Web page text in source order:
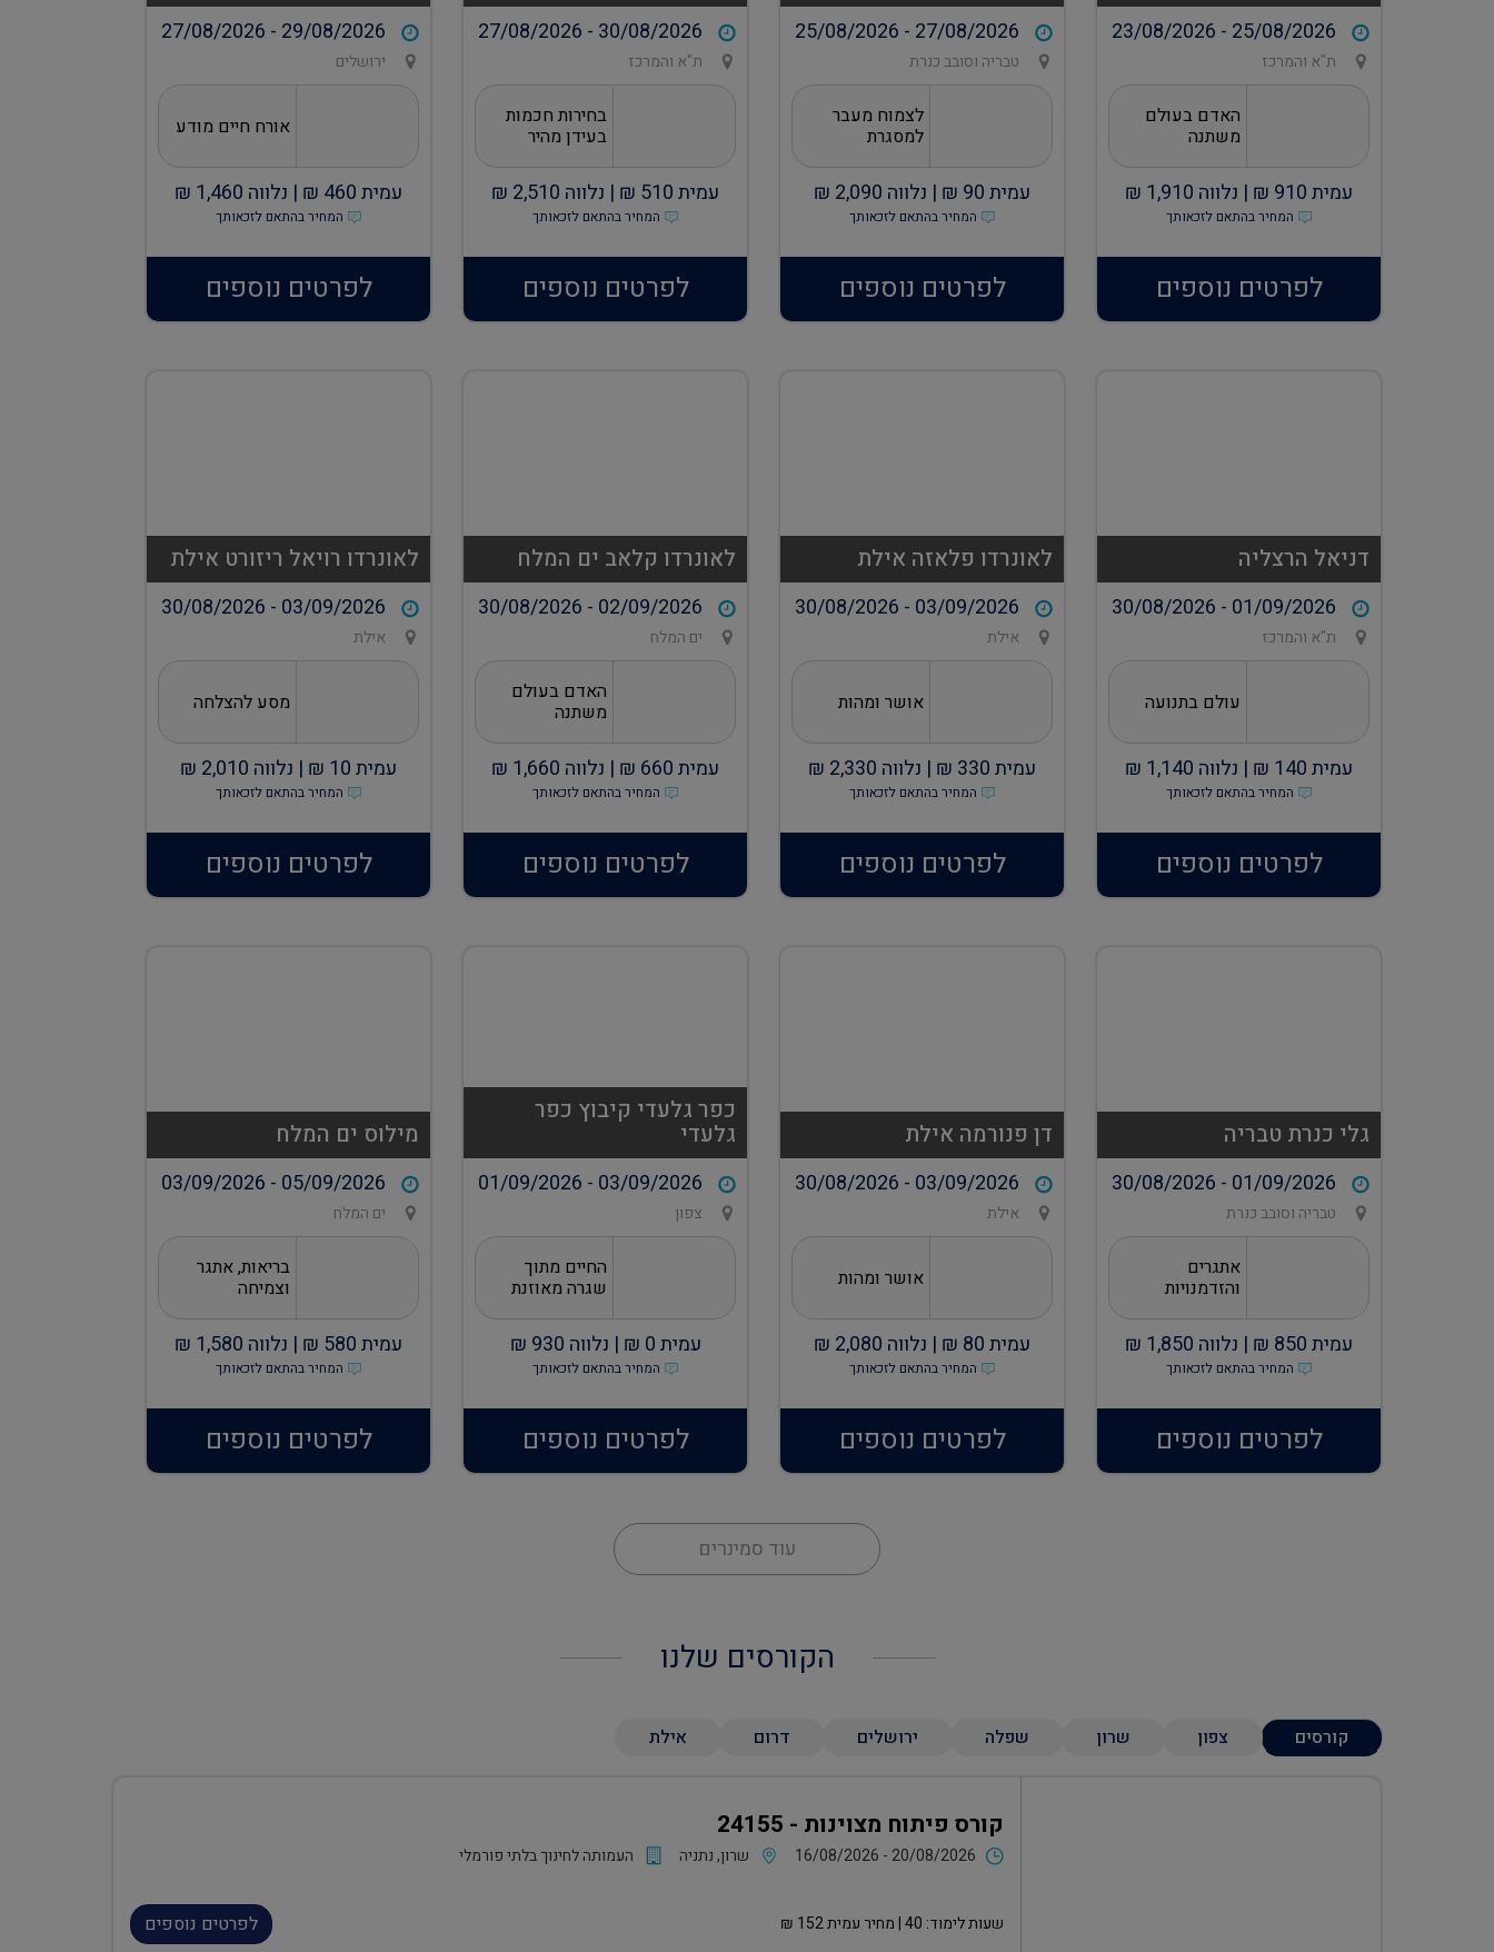
23/08/2026 - 25/08/2026
ת"א והמרכז
האדם בעולם
משתנה
עמית910
₪ | נלווה 1,910
₪
המחיר בהתאם לזכאותך
לפרטים נוספים
25/08/2026 - 27/08/2026
טבריה וסובב כנרת
לצמוח מעבר
למסגרת
עמית90
₪ | נלווה 2,090
₪
המחיר בהתאם לזכאותך
לפרטים נוספים
27/08/2026 - 30/08/2026
ת"א והמרכז
בחירות חכמות
בעידן מהיר
עמית510
₪ | נלווה 2,510
₪
המחיר בהתאם לזכאותך
לפרטים נוספים
27/08/2026 - 29/08/2026
ירושלים
אורח חיים מודע
עמית460
₪ | נלווה 1,460
₪
המחיר בהתאם לזכאותך
לפרטים נוספים
דניאל הרצליה
30/08/2026 - 01/09/2026
ת"א והמרכז
עולם בתנועה
עמית140
₪ | נלווה 1,140
₪
המחיר בהתאם לזכאותך
לפרטים נוספים
לאונרדו פלאזה אילת
30/08/2026 - 03/09/2026
אילת
אושר ומהות
עמית330
₪ | נלווה 2,330
₪
המחיר בהתאם לזכאותך
לפרטים נוספים
לאונרדו קלאב ים המלח
30/08/2026 - 02/09/2026
ים המלח
האדם בעולם
משתנה
עמית660
₪ | נלווה 1,660
₪
המחיר בהתאם לזכאותך
לפרטים נוספים
לאונרדו רויאל ריזורט אילת
30/08/2026 - 03/09/2026
אילת
מסע להצלחה
עמית10
₪ | נלווה 2,010
₪
המחיר בהתאם לזכאותך
לפרטים נוספים
גלי כנרת טבריה
30/08/2026 - 01/09/2026
טבריה וסובב כנרת
אתגרים
והזדמנויות
עמית850
₪ | נלווה 1,850
₪
המחיר בהתאם לזכאותך
לפרטים נוספים
דן פנורמה אילת
30/08/2026 - 03/09/2026
אילת
אושר ומהות
עמית80
₪ | נלווה 2,080
₪
המחיר בהתאם לזכאותך
לפרטים נוספים
כפר גלעדי קיבוץ כפר
גלעדי
01/09/2026 - 03/09/2026
צפון
החיים מתוך
שגרה מאוזנת
עמית0
₪ | נלווה 930
₪
המחיר בהתאם לזכאותך
לפרטים נוספים
מילוס ים המלח
03/09/2026 - 05/09/2026
ים המלח
בריאות, אתגר
וצמיחה
עמית580
₪ | נלווה 1,580
₪
המחיר בהתאם לזכאותך
לפרטים נוספים
עוד סמינרים
הקורסים שלנו
קורסים צפון שרון שפלה ירושלים דרום אילת
קורס פיתוח מצוינות - 24155
16/08/2026 - 20/08/2026 שרון, נתניה העמותה לחינוך בלתי פורמלי
שעות לימוד: 40| מחיר עמית152
₪ לפרטים נוספים